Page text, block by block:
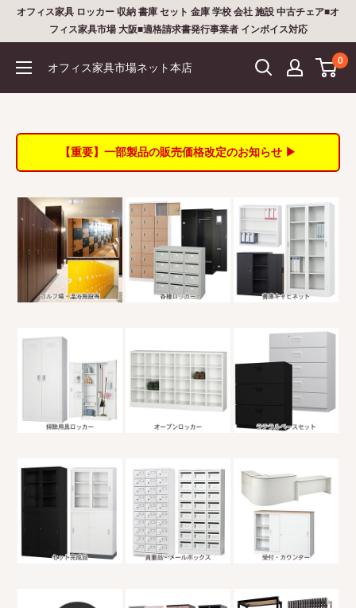
ツ
オフィス家具 ロッカー 収納 書庫 セット 金庫 学校 会社 施設 中古チェア■オ
フィス家具市場 大阪■適格請求書発行事業者 インボイス対応
オフィス家具市場ネット本店
0
【重要】一部製品の販売価格改定のお知らせ ▶